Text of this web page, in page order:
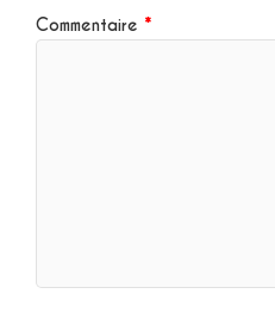
Commentaire *